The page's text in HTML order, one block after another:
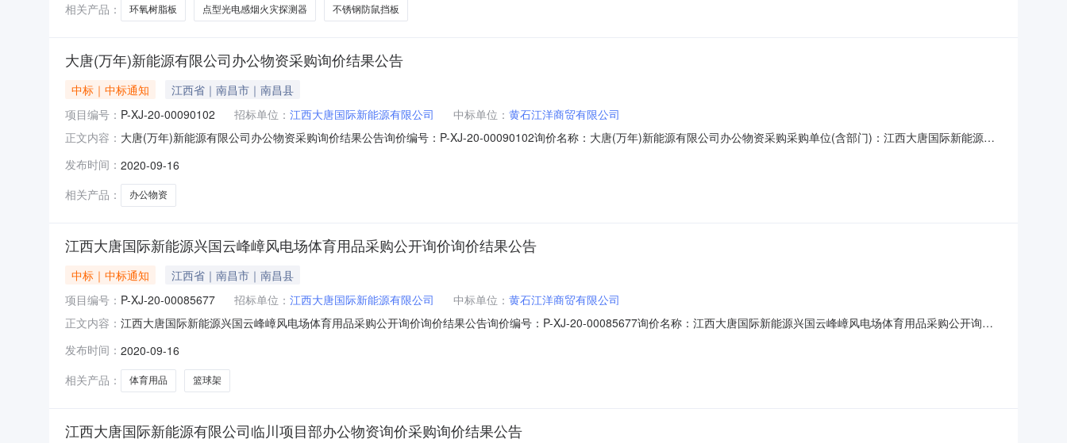
相关产品：
环氧树脂板 点型光电感烟火灾探测器 不锈钢防鼠挡板
大唐(万年)新能源有限公司办公物资采购询价结果公告
中标｜中标通知
江西省｜南昌市｜南昌县
项目编号： P-XJ-20-00090102 招标单位： 江西大唐国际新能源有限公司 中标单位： 黄石江洋商贸有限公司
正文内容： 大唐(万年)新能源有限公司办公物资采购询价结果公告询价编号：P-XJ-20-00090102询价名称：大唐(万年)新能源有限公司办公物资采购采购单位(含部门)：江西大唐国际新能源有
83822595具体规格、技术指标及售后服务要求等详见下表。序号产品编码产品描述采购数量计量单位交付时间交货地点行项目备注1办公物资1批2020-09
发布时间： 2020-09-16
相关产品：
办公物资
江西大唐国际新能源兴国云峰嶂风电场体育用品采购公开询价询价结果公告
中标｜中标通知
江西省｜南昌市｜南昌县
项目编号： P-XJ-20-00085677 招标单位： 江西大唐国际新能源有限公司 中标单位： 黄石江洋商贸有限公司
正文内容： 江西大唐国际新能源兴国云峰嶂风电场体育用品采购公开询价询价结果公告询价编号：P-XJ-20-00085677询价名称：江西大唐国际新能源兴国云峰嶂风电场体育用品采购公开询价
日期：2020-09-16采购人联系方式：0791-83822595具体规格、技术指标及售后服务要求等详见下表。序号产品编码产品描述采购数量计量单位交付时间交货地点行项
发布时间： 2020-09-16
相关产品：
体育用品 篮球架
江西大唐国际新能源有限公司临川项目部办公物资询价采购询价结果公告